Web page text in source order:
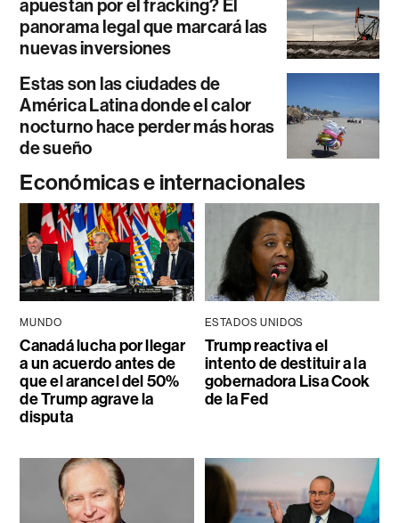
apuestan por el fracking? El
panorama legal que marcará las
nuevas inversiones
Estas son las ciudades de
América Latina donde el calor
nocturno hace perder más horas
de sueño
Económicas e internacionales
MUNDO
Canadá lucha por llegar
a un acuerdo antes de
que el arancel del 50%
de Trump agrave la
disputa
ESTADOS UNIDOS
Trump reactiva el
intento de destituir a la
gobernadora Lisa Cook
de la Fed